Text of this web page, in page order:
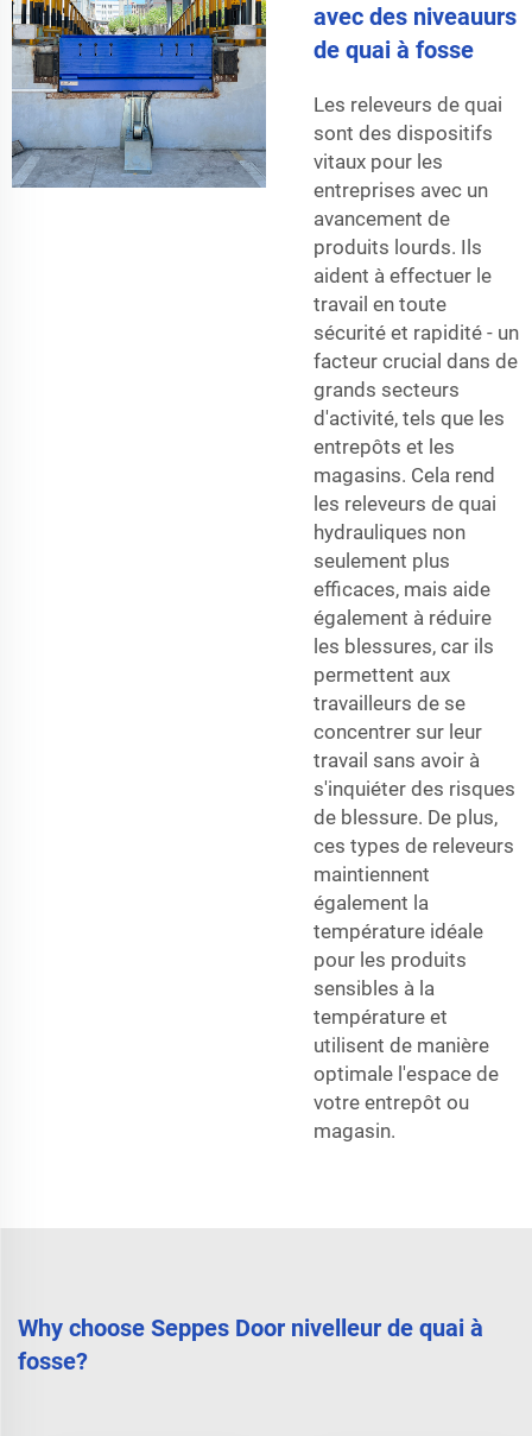
avec des niveauurs
de quai à fosse
Les releveurs de quai
sont des dispositifs
vitaux pour les
entreprises avec un
avancement de
produits lourds. Ils
aident à effectuer le
travail en toute
sécurité et rapidité - un
facteur crucial dans de
grands secteurs
d'activité, tels que les
entrepôts et les
magasins. Cela rend
les releveurs de quai
hydrauliques non
seulement plus
efficaces, mais aide
également à réduire
les blessures, car ils
permettent aux
travailleurs de se
concentrer sur leur
travail sans avoir à
s'inquiéter des risques
de blessure. De plus,
ces types de releveurs
maintiennent
également la
température idéale
pour les produits
sensibles à la
température et
utilisent de manière
optimale l'espace de
votre entrepôt ou
magasin.
Why choose Seppes Door nivelleur de quai à
fosse?